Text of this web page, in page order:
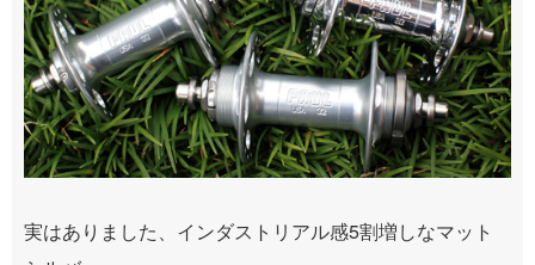
実はありました、インダストリアル感5割増しなマット